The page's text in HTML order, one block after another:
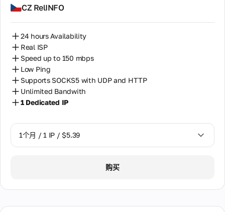
CZ RelINFO
24 hours Availability
Real ISP
Speed up to 150 mbps
Low Ping
Supports SOCKS5 with UDP and HTTP
Unlimited Bandwith
1 Dedicated IP
1个月 / 1 IP / $5.39
购买